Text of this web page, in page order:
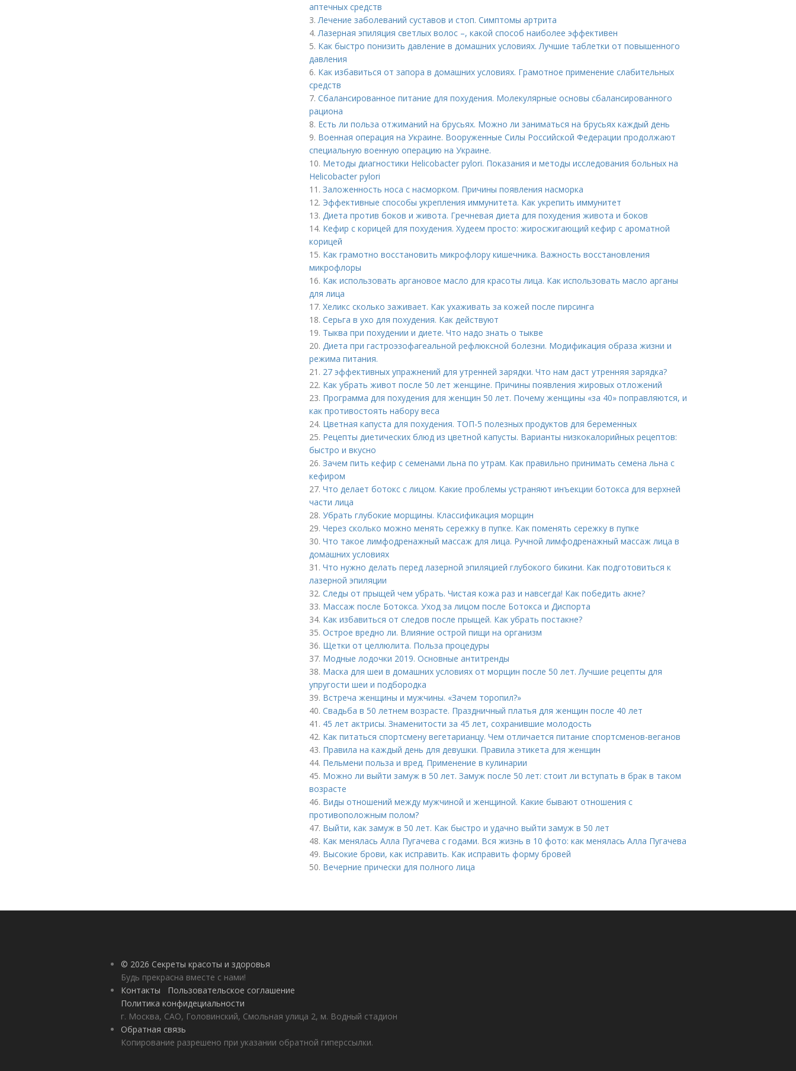
аптечных средств
3.Лечение заболеваний суставов и стоп. Симптомы артрита
4.Лазерная эпиляция светлых волос –, какой способ наиболее эффективен
5. Как быстро понизить давление в домашних условиях. Лучшие таблетки от повышенного
давления
6. Как избавиться от запора в домашних условиях. Грамотное применение слабительных
средств
7. Сбалансированное питание для похудения. Молекулярные основы сбалансированного
рациона
8. Есть ли польза отжиманий на брусьях. Можно ли заниматься на брусьях каждый день
9. Военная операция на Украине. Вооруженные Силы Российской Федерации продолжают
специальную военную операцию на Украине.
10. Методы диагностики Helicobacter pylori. Показания и методы исследования больных на
Helicobacter pylori
11. Заложенность носа с насморком. Причины появления насморка
12. Эффективные способы укрепления иммунитета. Как укрепить иммунитет
13. Диета против боков и живота. Гречневая диета для похудения живота и боков
14. Кефир с корицей для похудения. Худеем просто: жиросжигающий кефир с ароматной
корицей
15. Как грамотно восстановить микрофлору кишечника. Важность восстановления
микрофлоры
16. Как использовать аргановое масло для красоты лица. Как использовать масло арганы
для лица
17. Хеликс сколько заживает. Как ухаживать за кожей после пирсинга
18. Серьга в ухо для похудения. Как действуют
19. Тыква при похудении и диете. Что надо знать о тыкве
20. Диета при гастроэзофагеальной рефлюксной болезни. Модификация образа жизни и
режима питания.
21. 27 эффективных упражнений для утренней зарядки. Что нам даст утренняя зарядка?
22. Как убрать живот после 50 лет женщине. Причины появления жировых отложений
23. Программа для похудения для женщин 50 лет. Почему женщины «за 40» поправляются, и
как противостоять набору веса
24. Цветная капуста для похудения. ТОП-5 полезных продуктов для беременных
25. Рецепты диетических блюд из цветной капусты. Варианты низкокалорийных рецептов:
быстро и вкусно
26. Зачем пить кефир с семенами льна по утрам. Как правильно принимать семена льна с
кефиром
27. Что делает ботокс с лицом. Какие проблемы устраняют инъекции ботокса для верхней
части лица
28. Убрать глубокие морщины. Классификация морщин
29. Через сколько можно менять сережку в пупке. Как поменять сережку в пупке
30. Что такое лимфодренажный массаж для лица. Ручной лимфодренажный массаж лица в
домашних условиях
31. Что нужно делать перед лазерной эпиляцией глубокого бикини. Как подготовиться к
лазерной эпиляции
32. Следы от прыщей чем убрать. Чистая кожа раз и навсегда! Как победить акне?
33. Массаж после Ботокса. Уход за лицом после Ботокса и Диспорта
34. Как избавиться от следов после прыщей. Как убрать постакне?
35. Острое вредно ли. Влияние острой пищи на организм
36. Щетки от целлюлита. Польза процедуры
37. Модные лодочки 2019. Основные антитренды
38. Маска для шеи в домашних условиях от морщин после 50 лет. Лучшие рецепты для
упругости шеи и подбородка
39. Встреча женщины и мужчины. «Зачем торопил?»
40. Свадьба в 50 летнем возрасте. Праздничный платья для женщин после 40 лет
41. 45 лет актрисы. Знаменитости за 45 лет, сохранившие молодость
42. Как питаться спортсмену вегетарианцу. Чем отличается питание спортсменов-веганов
43. Правила на каждый день для девушки. Правила этикета для женщин
44. Пельмени польза и вред. Применение в кулинарии
45. Можно ли выйти замуж в 50 лет. Замуж после 50 лет: стоит ли вступать в брак в таком
возрасте
46. Виды отношений между мужчиной и женщиной. Какие бывают отношения с
противоположным полом?
47. Выйти, как замуж в 50 лет. Как быстро и удачно выйти замуж в 50 лет
48. Как менялась Алла Пугачева с годами. Вся жизнь в 10 фото: как менялась Алла Пугачева
49. Высокие брови, как исправить. Как исправить форму бровей
50. Вечерние прически для полного лица
© 2026 Секреты красоты и здоровья
Будь прекрасна вместе с нами!
Контакты
Пользовательское соглашение
Политика конфидециальности
г. Москва, САО, Головинский, Смольная улица 2, м. Водный стадион
Обратная связь
Копирование разрешено при указании обратной гиперссылки.